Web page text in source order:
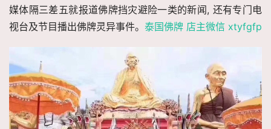
媒体隔三差五就报道佛牌挡灾避险一类的新闻, 还有专门电
视台及节目播出佛牌灵异事件。 泰国佛牌 店主微信 xtyfgfp